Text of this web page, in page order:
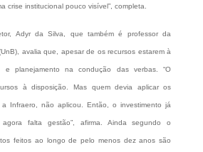
crise institucional pouco visível”, completa.
Adyr da Silva, que também é professor da
avalia que, apesar de os recursos estarem à
e planejamento na condução das verbas. “O
à disposição. Mas quem devia aplicar os
a Infraero, não aplicou. Então, o investimento já
falta gestão”, afirma. Ainda segundo o
feitos ao longo de pelo menos dez anos são